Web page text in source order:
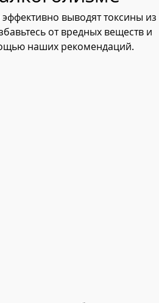
выводят токсины из
от вредных веществ и
наших рекомендаций.